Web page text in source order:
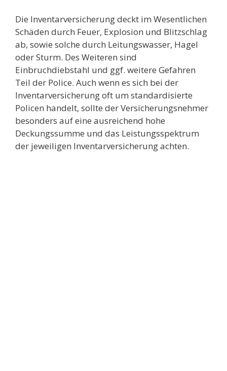
Die Inventarversicherung deckt im Wesentlichen
Schäden durch Feuer, Explosion und Blitzschlag
ab, sowie solche durch Leitungswasser, Hagel
oder Sturm. Des Weiteren sind
Einbruchdiebstahl und ggf. weitere Gefahren
Teil der Police. Auch wenn es sich bei der
Inventarversicherung oft um standardisierte
Policen handelt, sollte der Versicherungsnehmer
besonders auf eine ausreichend hohe
Deckungssumme und das Leistungsspektrum
der jeweiligen Inventarversicherung achten.